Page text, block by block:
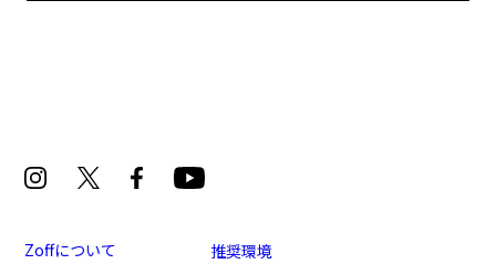
Zoffについて
推奨環境